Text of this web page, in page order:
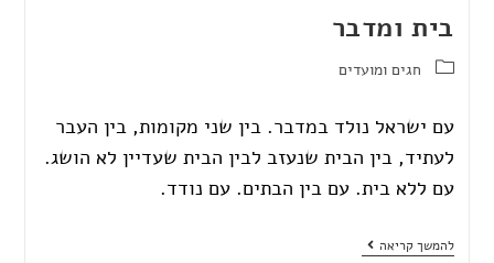
בית ומדבר
חגים ומועדים
עם ישראל נולד במדבר. בין שני מקומות, בין העבר
לעתיד, בין הבית שנעזב לבין הבית שעדיין לא הושג.
עם ללא בית. עם בין הבתים. עם נודד.
להמשך קריאה